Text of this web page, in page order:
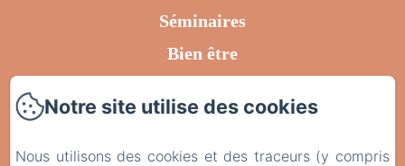
Séminaires
Bien être
Contact
Mentions légales
Notre site utilise des cookies
Nous utilisons des cookies et des traceurs (y compris